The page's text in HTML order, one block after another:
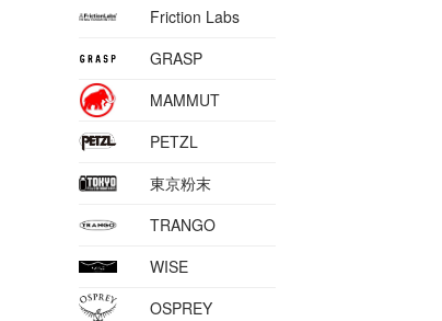
Friction Labs
GRASP
MAMMUT
PETZL
東京粉末
TRANGO
WISE
OSPREY